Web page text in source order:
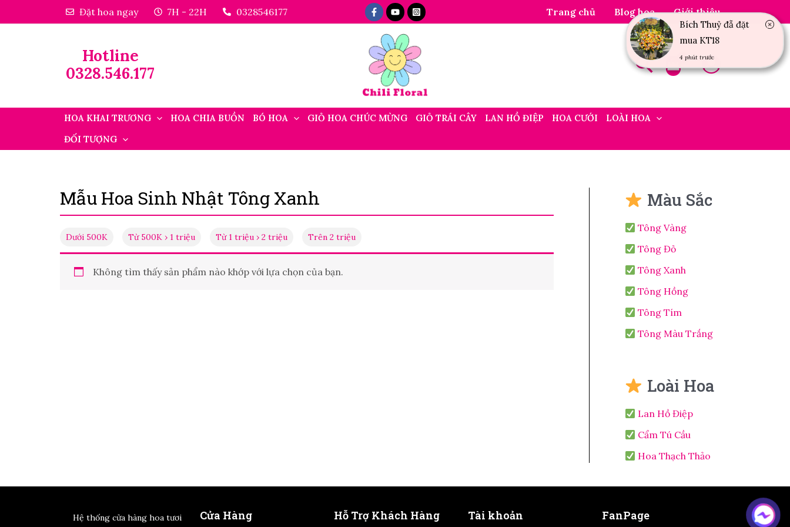
Đặt hoa ngay 7H - 22H 0328546177 Trang chủ Blog hoa Giới thiệu
Hotline
0328.546.177
HOA KHAI TRƯƠNG HOA CHIA BUỒN BÓ HOA GIỎ HOA CHÚC MỪNG GIỎ TRÁI CÂY LAN HỒ ĐIỆP HOA CƯỚI
LOÀI HOA
ĐỐI TƯỢNG
Mẫu Hoa Sinh Nhật Tông Xanh
Dưới 500K Từ 500K › 1 triệu Từ 1 triệu › 2 triệu Trên 2 triệu
Không tìm thấy sản phẩm nào khớp với lựa chọn của bạn.
Màu Sắc
Tông Vàng
Tông Đỏ
Tông Xanh
Tông Hồng
Tông Tím
Tông Màu Trắng
Loài Hoa
Lan Hồ Điệp
Cẩm Tú Cầu
Hoa Thạch Thảo
Hệ thống cửa hàng hoa tươi Cửa Hàng Hỗ Trợ Khách Hàng Tài khoản FanPage
Bích Thuỷ đẵ đặt
mua KT18
4 phút trước